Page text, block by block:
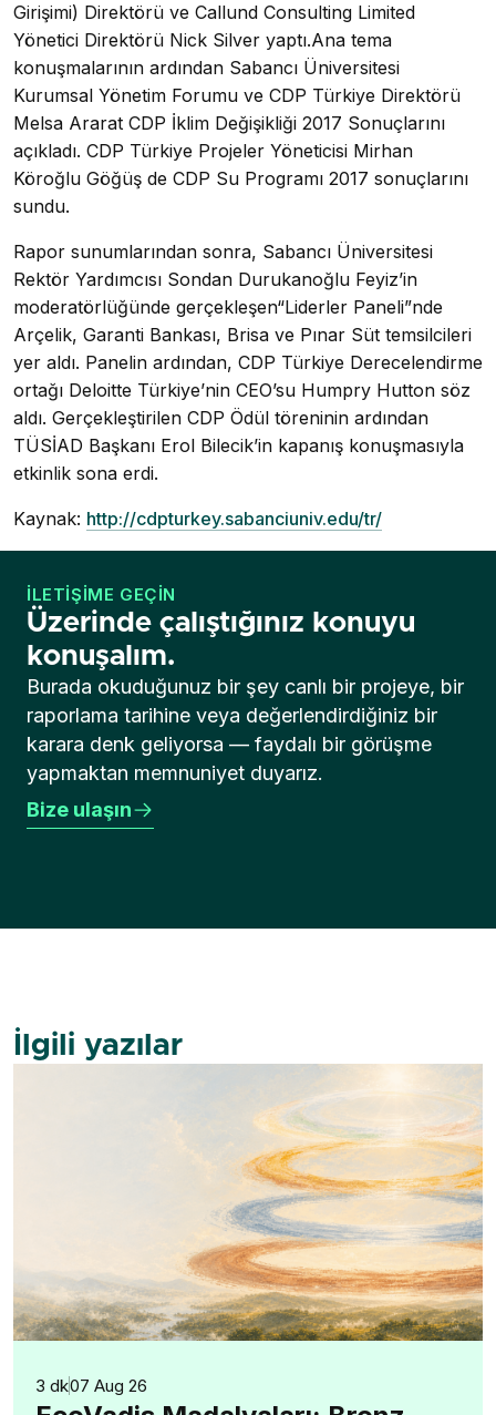
Girişimi) Direktörü ve Callund Consulting Limited
Yönetici Direktörü Nick Silver yaptı.Ana tema
konuşmalarının ardından Sabancı Üniversitesi
Kurumsal Yönetim Forumu ve CDP Türkiye Direktörü
Melsa Ararat CDP İklim Değişikliği 2017 Sonuçlarını
açıkladı. CDP Türkiye Projeler Yöneticisi Mirhan
Köroğlu Göğüş de CDP Su Programı 2017 sonuçlarını
sundu.
Rapor sunumlarından sonra, Sabancı Üniversitesi
Rektör Yardımcısı Sondan Durukanoğlu Feyiz’in
moderatörlüğünde gerçekleşen“Liderler Paneli”nde
Arçelik, Garanti Bankası, Brisa ve Pınar Süt temsilcileri
yer aldı. Panelin ardından, CDP Türkiye Derecelendirme
ortağı Deloitte Türkiye’nin CEO’su Humpry Hutton söz
aldı. Gerçekleştirilen CDP Ödül töreninin ardından
TÜSİAD Başkanı Erol Bilecik’in kapanış konuşmasıyla
etkinlik sona erdi.
Kaynak: http://cdpturkey.sabanciuniv.edu/tr/
İLETIŞIME GEÇIN
Üzerinde çalıştığınız konuyu
konuşalım.
Burada okuduğunuz bir şey canlı bir projeye, bir
raporlama tarihine veya değerlendirdiğiniz bir
karara denk geliyorsa — faydalı bir görüşme
yapmaktan memnuniyet duyarız.
Bize ulaşın
İlgili yazılar
3 dk07 Aug 26